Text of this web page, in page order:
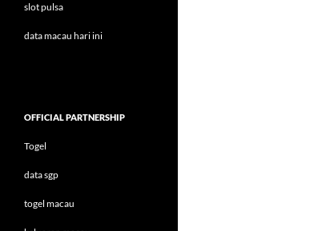
slot pulsa
data macau hari ini
OFFICIAL PARTNERSHIP
Togel
data sgp
togel macau